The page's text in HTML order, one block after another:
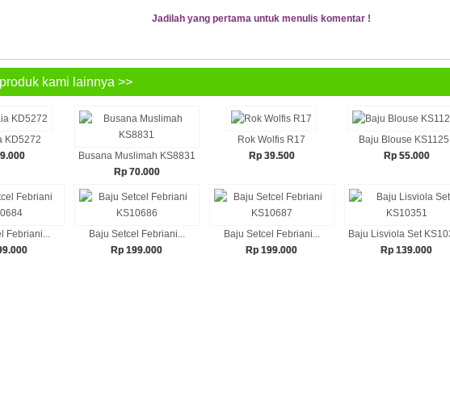
Jadilah yang pertama untuk menulis komentar !
kami lainnya >>
KD5272
Busana Muslimah KS8831
Rp 70.000
Rok Wolfis R17
Rp 39.500
Baju Blouse
Rp 55.000
Febriani...
Baju Setcel Febriani...
Rp 199.000
Baju Setcel Febriani...
Rp 199.000
Baju Lisviola Set
Rp 139.000